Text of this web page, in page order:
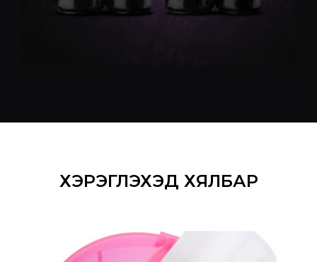
ХЭРЭГЛЭХЭД ХЯЛБАР